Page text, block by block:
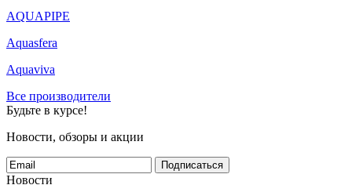
AQUAPIPE
Aquasfera
Aquaviva
Все производители
Будьте в курсе!
Новости, обзоры и акции
Подписаться
Новости